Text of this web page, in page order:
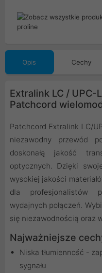
Opis Cechy
Extralink LC / UPC-
Patchcord
Patchcord Extralink LC/
niezawodny przewód
doskonałą jakość
optycznych. Dzięki
wysokiej jakości
dla profesjonalistów
wydajnych połączeń.
się niezawodnością oraz
Najważniejsze
Niska tłumienność -
sygnału